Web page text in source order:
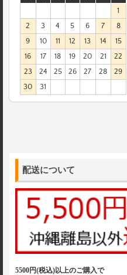
1
2
3 4 5 6 7
8
9
10 11 12 13 14
15
16
17 18 19 20 21
22
23
24 25 26 27 28
29
30
31
配送について
5500円(税込)以上のご購入で